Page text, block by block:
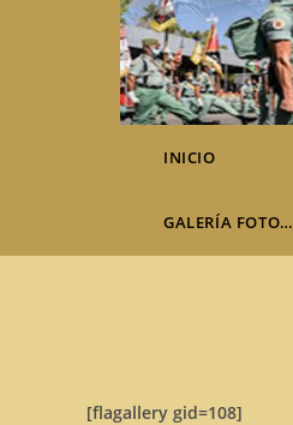
INICIO
GALERÍA FOTO…
[flagallery gid=108]